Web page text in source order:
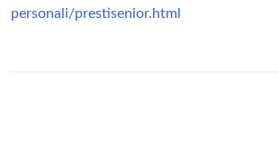
personali/prestisenior.html